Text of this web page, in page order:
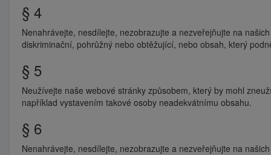
§ 4
Nenahrávejte, nesdílejte, nezobrazujte a nezveřejňujte na
diskriminační, pohrůžný nebo obtěžující, nebo obsah, který
§ 5
Neužívejte naše webové stránky způsobem, který by mohl
například vystavením takové osoby neadekvátnímu obsahu.
§ 6
Nenahrávejte, nesdílejte, nezobrazujte a nezveřejňujte na